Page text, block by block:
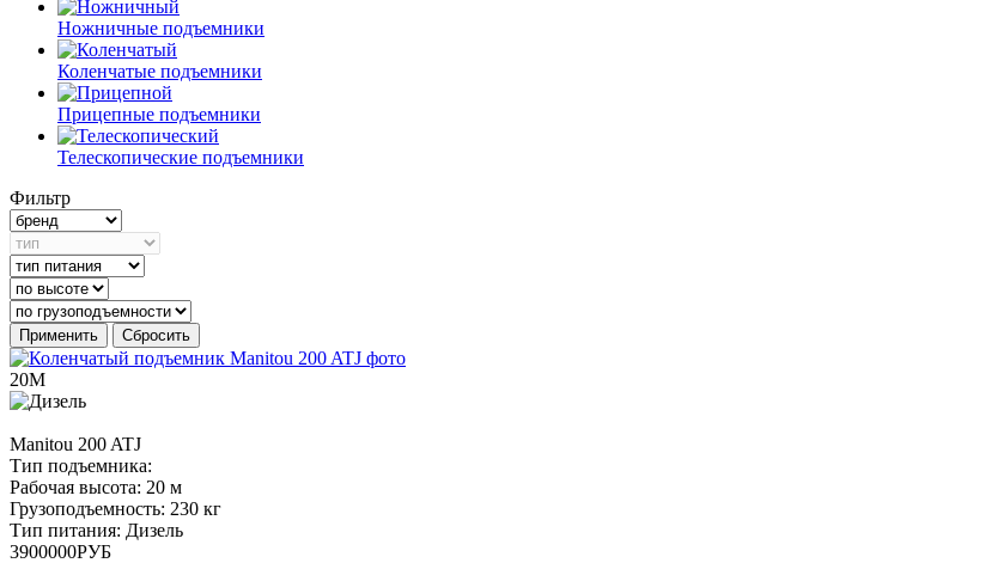
Ножничные подъемники
Коленчатые подъемники
Прицепные подъемники
Телескопические подъемники
Фильтр
Применить Сбросить
20М
Manitou 200 ATJ
Тип подъемника:
Рабочая высота: 20 м
Грузоподъемность: 230 кг
Тип питания: Дизель
3900000РУБ